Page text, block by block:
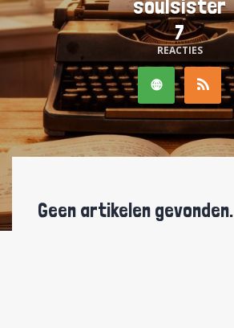
soulsister
7
REACTIES
Geen artikelen gevonden.